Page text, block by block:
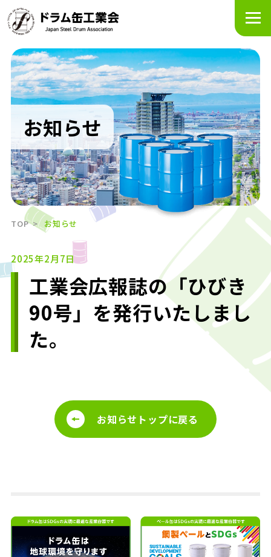
ニ
ュ
ー
を
開
く
お知らせ
TOP お知らせ
2025年2月7日
工業会広報誌の「ひびき
90号」を発行いたしまし
た。
お知らせトップに戻る